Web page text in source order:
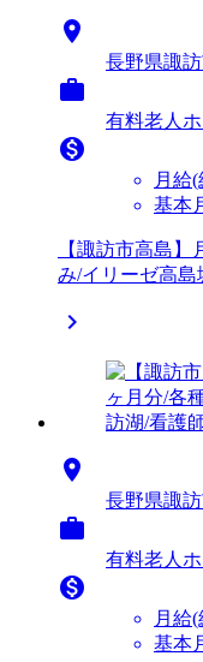

長野県諏

有料老人

月給
基本
【諏訪市高島
み/イリーゼ高島


長野県諏

有料老人

月給
基本